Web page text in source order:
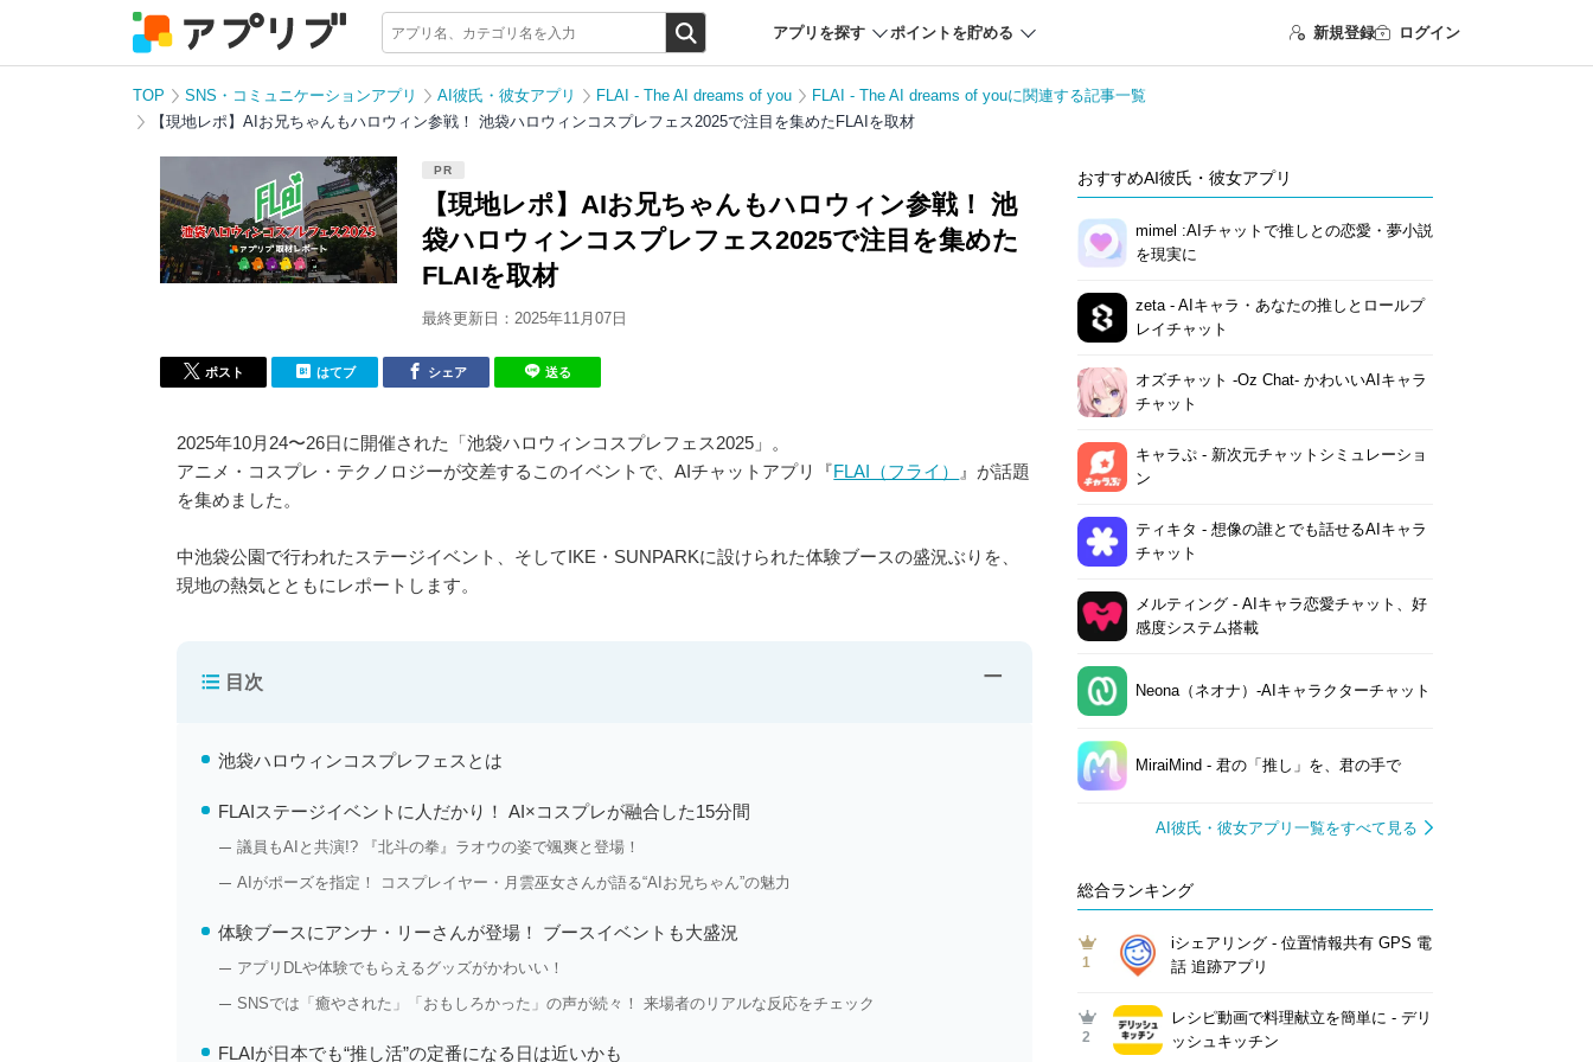
アプリを探す ポイントを貯める 新規登録 ログイン
TOP SNS・コミュニケーションアプリ AI彼氏・彼女アプリ FLAI - The AI dreams of you
FLAI - The AI dreams of youに関連する記事一覧
【現地レポ】AIお兄ちゃんもハロウィン参戦！ 池袋ハロウィンコスプレフェス2025で注目を集めたFLAIを取材
PR
【現地レポ】AIお兄ちゃんもハロウィン参戦！ 池
袋ハロウィンコスプレフェス2025で注目を集めた
FLAIを取材
最終更新日：2025年11月07日
ポスト はてブ シェア 送る
2025年10月24〜26日に開催された「池袋ハロウィンコスプレフェス2025」。
アニメ・コスプレ・テクノロジーが交差するこのイベントで、AIチャットアプリ『FLAI（フライ）
』が話題
を集めました。
中池袋公園で行われたステージイベント、そしてIKE・SUNPARKに設けられた体験ブースの盛況ぶりを、
現地の熱気とともにレポートします。
目次 −
池袋ハロウィンコスプレフェスとは
FLAIステージイベントに人だかり！ AI×コスプレが融合した15分間
議員もAIと共演!? 『北斗の拳』ラオウの姿で颯爽と登場！
AIがポーズを指定！ コスプレイヤー・月雲巫女さんが語る“AIお兄ちゃん”の魅力
体験ブースにアンナ・リーさんが登場！ ブースイベントも大盛況
アプリDLや体験でもらえるグッズがかわいい！
SNSでは「癒やされた」「おもしろかった」の声が続々！ 来場者のリアルな反応をチェック
FLAIが日本でも“推し活”の定番になる日は近いかも
おすすめAI彼氏・彼女アプリ
mimel :AIチャットで推しとの恋愛・夢小説
を現実に
zeta - AIキャラ・あなたの推しとロールプ
レイチャット
オズチャット -Oz Chat- かわいいAIキャラ
チャット
キャラぷ - 新次元チャットシミュレーショ
ン
ティキタ - 想像の誰とでも話せるAIキャラ
チャット
メルティング - AIキャラ恋愛チャット、好
感度システム搭載
Neona（ネオナ）-AIキャラクターチャット
MiraiMind - 君の「推し」を、君の手で
AI彼氏・彼女アプリ一覧をすべて見る
総合ランキング
1
iシェアリング - 位置情報共有 GPS 電
話 追跡アプリ
2
レシピ動画で料理献立を簡単‪に - デリ
ッシュキッチン